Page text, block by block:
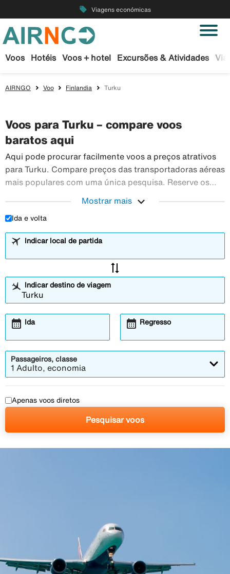
local_offer Viagens económicas
Voos Hotéis Voos + hotel Excursões & Atividades
AIRNGO Voo Finlandia Turku
Voos para Turku – compare voos
baratos aqui
Aqui pode procurar facilmente voos a preços atrativos
para Turku. Compare preços das transportadoras aéreas
mais populares com uma única pesquisa. Reserve os
Mostrar mais expand_more
Ida e volta
Indicar local de partida
sync_alt
Indicar destino de viagem
Ida
calendar_month Regresso
calendar_month
Passageiros, classe
1 Adulto, economia
Apenas voos diretos
Pesquisar voos